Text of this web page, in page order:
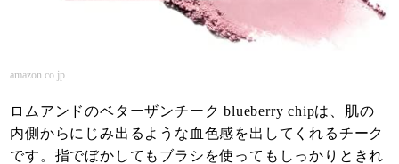
amazon.co.jp
ロムアンドのベターザンチーク blueberry chipは、肌の
内側からにじみ出るような血色感を出してくれるチーク
です。指でぼかしてもブラシを使ってもしっかりときれ